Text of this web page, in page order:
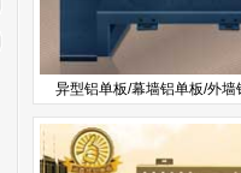
异型铝单板/幕墙铝单板/外墙